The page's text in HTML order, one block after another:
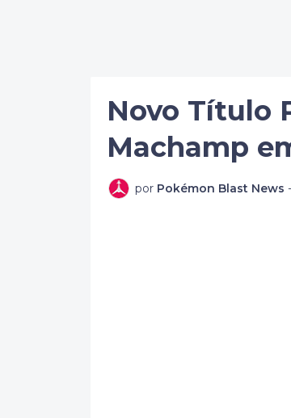
Novo Título
Machamp
por Pokémon Blast News -